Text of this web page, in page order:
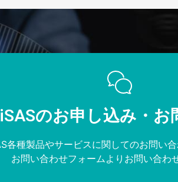
のお申し込み・お
各種製品やサービスに関してのお問い
お問い合わせフォームよりお問い合わ